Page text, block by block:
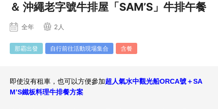
＆ 沖繩老字號牛排屋「SAM’S」牛排午餐
全年 2人
那霸出發 自行前往活動現場集合 含餐
即使沒有租車，也可以方便參加超人氣水中觀光船ORCA號＋SA
M’S鐵板料理牛排餐方案